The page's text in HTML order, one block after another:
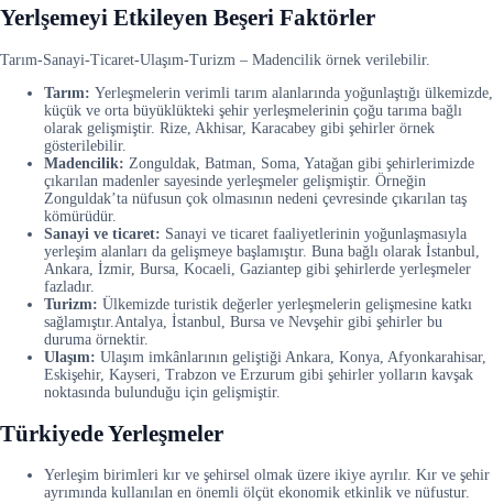
Yerlşemeyi Etkileyen Beşeri Faktörler
Tarım-Sanayi-Ticaret-Ulaşım-Turizm – Madencilik örnek verilebilir.
Tarım: Yerleşmelerin verimli tarım alanlarında yoğunlaştığı ülkemizde,
küçük ve orta büyüklükteki şehir yerleşmelerinin çoğu tarıma bağlı
olarak gelişmiştir. Rize, Akhisar, Karacabey gibi şehirler örnek
gösterilebilir.
Madencilik: Zonguldak, Batman, Soma, Yatağan gibi şehirlerimizde
çıkarılan madenler sayesinde yerleşmeler gelişmiştir. Örneğin
Zonguldak’ta nüfusun çok olmasının nedeni çevresinde çıkarılan taş
kömürüdür.
Sanayi ve ticaret: Sanayi ve ticaret faaliyetlerinin yoğunlaşmasıyla
yerleşim alanları da gelişmeye başlamıştır. Buna bağlı olarak İstanbul,
Ankara, İzmir, Bursa, Kocaeli, Gaziantep gibi şehirlerde yerleşmeler
fazladır.
Turizm: Ülkemizde turistik değerler yerleşmelerin gelişmesine katkı
sağlamıştır.Antalya, İstanbul, Bursa ve Nevşehir gibi şehirler bu
duruma örnektir.
Ulaşım: Ulaşım imkânlarının geliştiği Ankara, Konya, Afyonkarahisar,
Eskişehir, Kayseri, Trabzon ve Erzurum gibi şehirler yolların kavşak
noktasında bulunduğu için gelişmiştir.
Türkiyede Yerleşmeler
Yerleşim birimleri kır ve şehirsel olmak üzere ikiye ayrılır. Kır ve şehir
ayrımında kullanılan en önemli ölçüt ekonomik etkinlik ve nüfustur.